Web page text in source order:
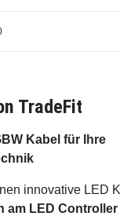
TradeFit
Kabel für Ihre
innovative LED
am LED